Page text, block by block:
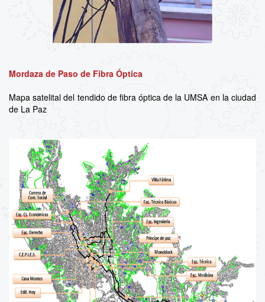
Mordaza de Paso de Fibra Óptica
Mapa satelital del tendido de fibra óptica de la UMSA en la ciudad
de La Paz